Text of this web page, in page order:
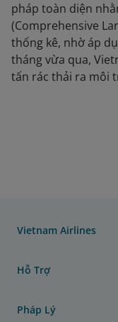
pháp toàn diện
(Comprehensive
thống kê, nhờ áp
tháng vừa qua,
tấn rác thải ra môi
Vietnam Airlines
Hỗ Trợ
Pháp Lý